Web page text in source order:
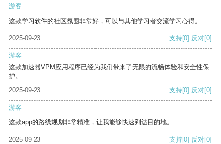
游客
这款学习软件的社区氛围非常好，可以与其他学习者交流学习心得。
2025-09-23 支持[0] 反对[0]
游客
这款加速器VPM应用程序已经为我们带来了无限的流畅体验和安全性保
护。
2025-09-23
支持[0] 反对[0]
游客
这款app的路线规划非常精准，让我能够快速到达目的地。
2025-09-23 支持[0] 反对[0]